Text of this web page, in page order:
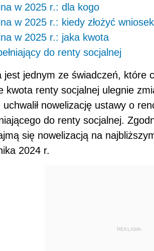
w 2025 r.: dla kogo
w 2025 r.: kiedy złożyć wniosek
w 2025 r.: jaka kwota
do renty socjalnej
jest jednym ze świadczeń, które
kwota renty socjalnej ulegnie
nowelizację ustawy o
do renty socjalnej.
się nowelizacją na
2024 r.
REKLAMA